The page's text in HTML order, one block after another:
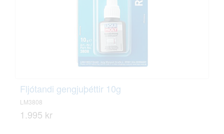
Fljótandi gengjuþéttir 10g
LM3808
1.995 kr